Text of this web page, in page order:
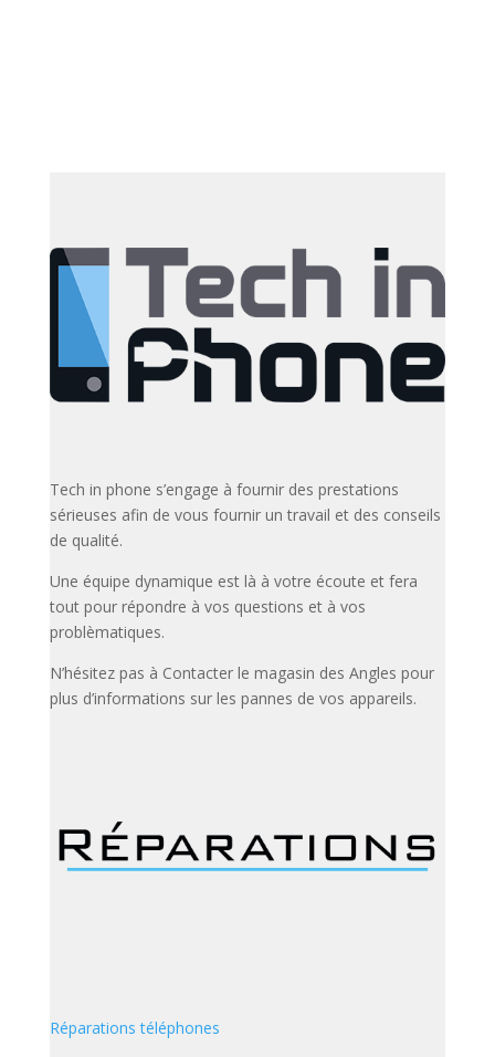
Tech in phone s’engage à fournir des prestations
sérieuses afin de vous fournir un travail et des conseils
de qualité.
Une équipe dynamique est là à votre écoute et fera
tout pour répondre à vos questions et à vos
problèmatiques.
N’hésitez pas à Contacter le magasin des Angles pour
plus d’informations sur les pannes de vos appareils.
Réparations téléphones